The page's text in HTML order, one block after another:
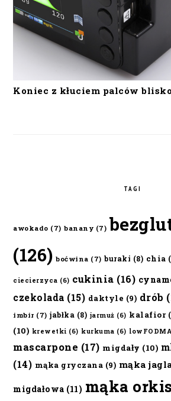
Koniec z kłuciem palców
TAGI
awokado (7) banany (7)
(126) boćwina (7) buraki (8) chia
ciecierzyca (6) cukinia (16)
czekolada (15) daktyle (9) drób
imbir (7) jabłka (8) jarmuż (6) kalafior
(10) krewetki (6) kurkuma (6)
mascarpone (17) migdały (10)
(14) mąka gryczana (9) mąka
migdałowa (11) mąka